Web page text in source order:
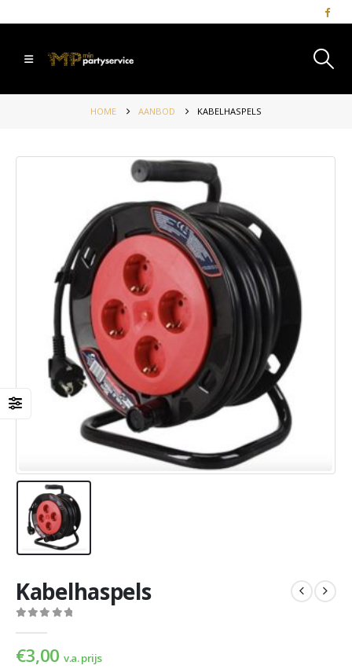
HOME AANBOD KABELHASPELS
Kabelhaspels
€3,00 v.a. prijs